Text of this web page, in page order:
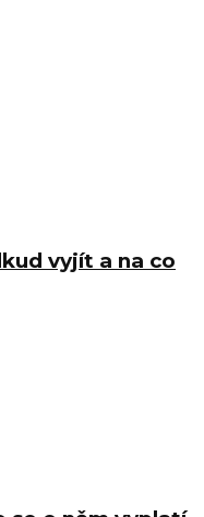
vyjít a na co